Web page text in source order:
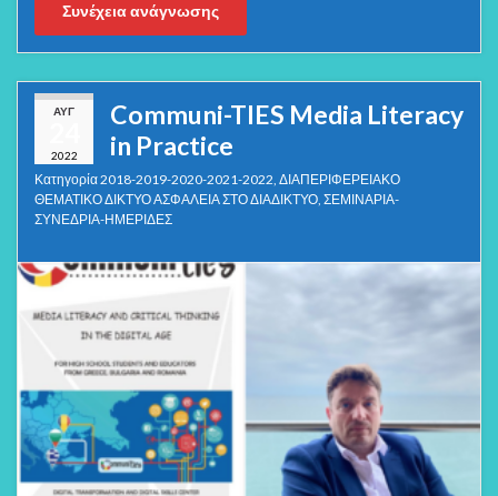
Συνέχεια ανάγνωσης
ΑΥΓ
2022
Communi-TIES Media Literacy
in Practice
Κατηγορία2018-2019-2020-2021-2022, ΔΙΑΠΕΡΙΦΕΡΕΙΑΚΟ
ΘΕΜΑΤΙΚΟ ΔΙΚΤΥΟ ΑΣΦΑΛΕΙΑ ΣΤΟ ΔΙΑΔΙΚΤΥΟ, ΣΕΜΙΝΑΡΙΑ-
ΣΥΝΕΔΡΙΑ-ΗΜΕΡΙΔΕΣ